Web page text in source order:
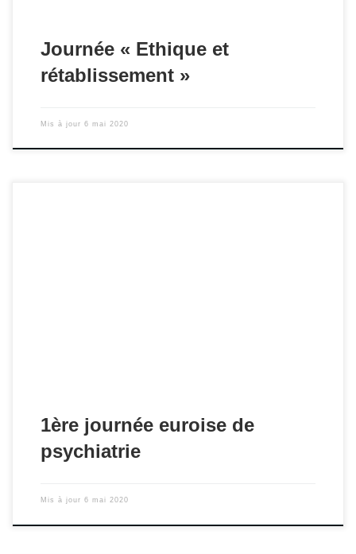
Journée « Ethique et
rétablissement »
Mis à jour 6 mai 2020
1ère journée euroise de
psychiatrie
Mis à jour 6 mai 2020